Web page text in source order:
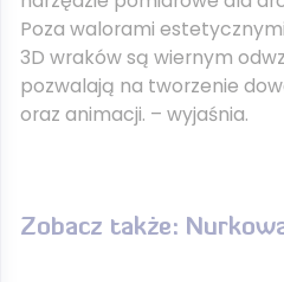
Poza walorami
3D wraków są wiernym
pozwalają na tworzenie
oraz animacji. – wyjaśnia.
Zobacz także: